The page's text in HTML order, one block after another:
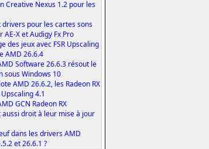
Creative Nexus 1.2 pour les
drivers pour les cartes sons
X et Audigy Fx Pro
des jeux avec FSR Upscaling
AMD 26.6.4
Software 26.6.3 résout le
sous Windows 10
AMD 26.6.2, les Radeon RX
4.1
GCN Radeon RX
droit à leur mise à jour
dans les drivers AMD
et 26.6.1 ?